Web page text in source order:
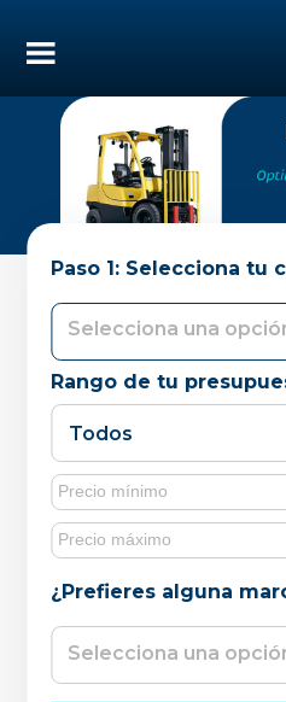
Paso 1: Selecciona tu
Rango de tu
¿Prefieres alguna